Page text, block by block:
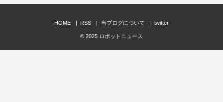
HOME RSS 当ブログについて twitter
© 2025 ロボットニュース